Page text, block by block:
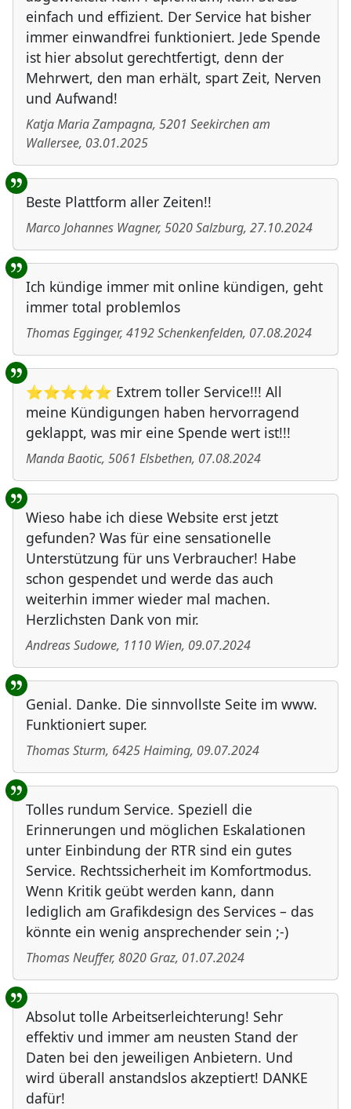
einfach und effizient. Der Service hat bisher
immer einwandfrei funktioniert. Jede Spende
ist hier absolut gerechtfertigt, denn der
Mehrwert, den man erhält, spart Zeit, Nerven
und Aufwand!
Katja Maria Zampagna, 5201 Seekirchen am
Wallersee, 03.01.2025
Beste Plattform aller Zeiten!!
Marco Johannes Wagner, 5020Salzburg, 27.10.2024
Ich kündige immer mit online kündigen, geht
immer total problemlos
Thomas Egginger, 4192Schenkenfelden, 07.08.2024
⭐⭐⭐⭐⭐ Extrem toller Service!!! All
meine Kündigungen haben hervorragend
geklappt, was mir eine Spende wert ist!!!
Manda Baotic, 5061 Elsbethen, 07.08.2024
Wieso habe ich diese Website erst jetzt
gefunden? Was für eine sensationelle
Unterstützung für uns Verbraucher! Habe
schon gespendet und werde das auch
weiterhin immer wieder mal machen.
Herzlichsten Dank von mir.
Andreas Sudowe, 1110 Wien, 09.07.2024
Genial. Danke. Die sinnvollste Seite im www.
Funktioniert super.
Thomas Sturm, 6425Haiming, 09.07.2024
Tolles rundum Service. Speziell die
Erinnerungen und möglichen Eskalationen
unter Einbindung der RTR sind ein gutes
Service. Rechtssicherheit im Komfortmodus.
Wenn Kritik geübt werden kann, dann
lediglich am Grafikdesign des Services – das
könnte ein wenig ansprechender sein ;-)
Thomas Neuffer, 8020 Graz, 01.07.2024
Absolut tolle Arbeitserleichterung! Sehr
effektiv und immer am neusten Stand der
Daten bei den jeweiligen Anbietern. Und
wird überall anstandslos akzeptiert! DANKE
dafür!